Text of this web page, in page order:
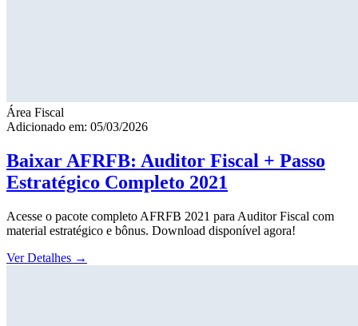
Área Fiscal
Adicionado em: 05/03/2026
Baixar AFRFB: Auditor Fiscal + Passo
Estratégico Completo 2021
Acesse o pacote completo AFRFB 2021 para Auditor Fiscal com
material estratégico e bônus. Download disponível agora!
Ver Detalhes →